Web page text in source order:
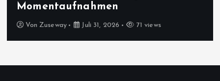
Momentaufnahmen
Von Zuseway Juli 31, 2026 71 views